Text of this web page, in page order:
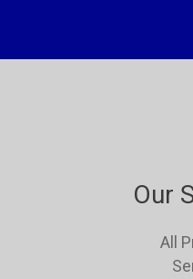
Our
All